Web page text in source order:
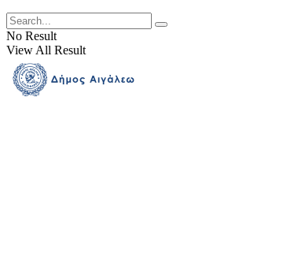
No Result
View All Result